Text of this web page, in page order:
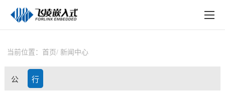
技术与支持
在线购买
当前位置： 首页 新闻中心
公 行